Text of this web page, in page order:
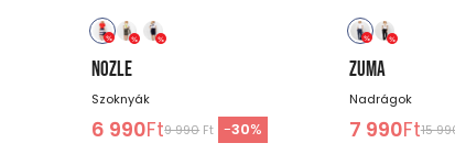
NOZLE
Szoknyák
6 990Ft9 990 Ft -30%
ZUMA
Nadrágok
7 990Ft15